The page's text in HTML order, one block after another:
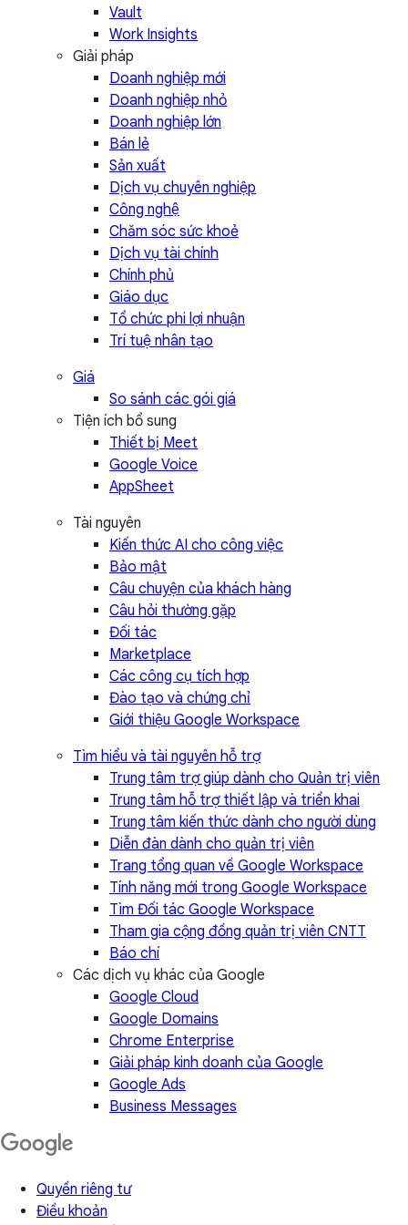
Vault
Work Insights
Giải pháp
Doanh nghiệp mới
Doanh nghiệp nhỏ
Doanh nghiệp lớn
Bán lẻ
Sản xuất
Dịch vụ chuyên nghiệp
Công nghệ
Chăm sóc sức khoẻ
Dịch vụ tài chính
Chính phủ
Giáo dục
Tổ chức phi lợi nhuận
Trí tuệ nhân tạo
Giá
So sánh các gói giá
Tiện ích bổ sung
Thiết bị Meet
Google Voice
AppSheet
Tài nguyên
Kiến thức AI cho công việc
Bảo mật
Câu chuyện của khách hàng
Câu hỏi thường gặp
Đối tác
Marketplace
Các công cụ tích hợp
Đào tạo và chứng chỉ
Giới thiệu Google Workspace
Tìm hiểu và tài nguyên hỗ trợ
Trung tâm trợ giúp dành cho Quản trị viên
Trung tâm hỗ trợ thiết lập và triển khai
Trung tâm kiến thức dành cho người dùng
Diễn đàn dành cho quản trị viên
Trang tổng quan về Google Workspace
Tính năng mới trong Google Workspace
Tìm Đối tác Google Workspace
Tham gia cộng đồng quản trị viên CNTT
Báo chí
Các dịch vụ khác của Google
Google Cloud
Google Domains
Chrome Enterprise
Giải pháp kinh doanh của Google
Google Ads
Business Messages
Quyền riêng tư
Điều khoản